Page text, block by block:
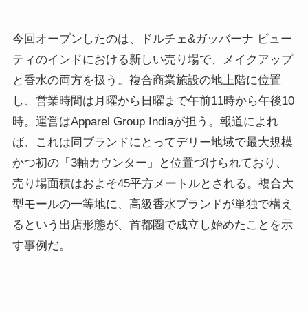
今回オープンしたのは、ドルチェ&ガッバーナ ビュー
ティのインドにおける新しい売り場で、メイクアップ
と香水の両方を扱う。複合商業施設の地上階に位置
し、営業時間は月曜から日曜まで午前11時から午後10
時。運営はApparel Group Indiaが担う。報道によれ
ば、これは同ブランドにとってデリー地域で最大規模
かつ初の「3軸カウンター」と位置づけられており、
売り場面積はおよそ45平方メートルとされる。複合大
型モールの一等地に、高級香水ブランドが単独で構え
るという出店形態が、首都圏で成立し始めたことを示
す事例だ。